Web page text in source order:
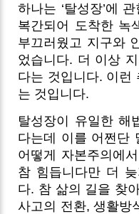
하나는 ‘탈성장’에
복간되어 도착한 녹
부끄러웠고 지구와
었습니다. 더 이상
다는 것입니다. 이런
는 것입니다.
탈성장이 유일한 해
다는데 이를 어쩐단
어떻게 자본주의에
참 힘듭니다만 더
다. 참 삶의 길을 찾
사고의 전환, 생활방